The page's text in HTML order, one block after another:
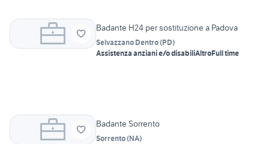
Badante H24 per sostituzione a Padova
Selvazzano Dentro(PD)
Assistenza anziani e/o disabiliAltroFull time
Badante Sorrento
Sorrento(NA)